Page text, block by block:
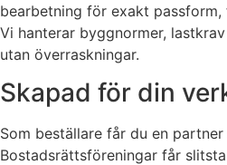
bearbetning för exakt
Vi hanterar byggnormer,
utan överraskningar.
Skapad för din
Som beställare får du en
Bostadsrättsföreningar får